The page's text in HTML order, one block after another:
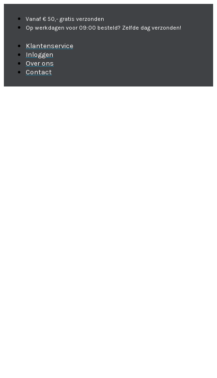
Vanaf € 50,- gratis verzonden
Op werkdagen voor 09:00 besteld? Zelfde dag verzonden!
Klantenservice
Inloggen
Over ons
Contact